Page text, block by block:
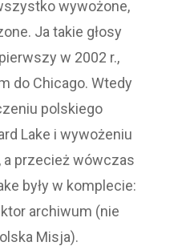
wywożone,
Ja takie głosy
w 2002 r.,
do Chicago. Wtedy
polskiego
Lake i wywożeniu
a przecież wówczas
były w komplecie:
archiwum (nie
Misja).